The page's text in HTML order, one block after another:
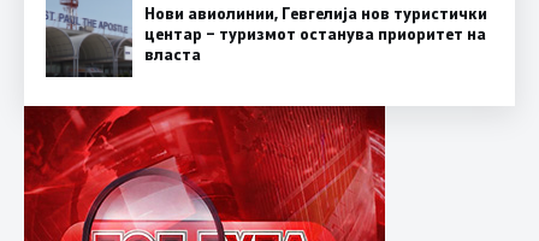
Нови авиолинии, Гевгелија нов туристички
центар – туризмот останува приоритет на
власта